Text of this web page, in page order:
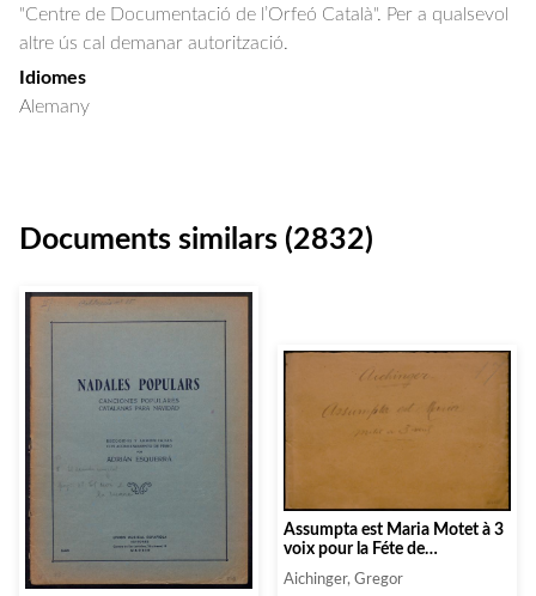
"Centre de Documentació de l’Orfeó Català". Per a qualsevol
altre ús cal demanar autorització.
Idiomes
Alemany
Documents similars (2832)
Assumpta est Maria Motet à 3
voix pour la Féte de
Aichinger, Gregor